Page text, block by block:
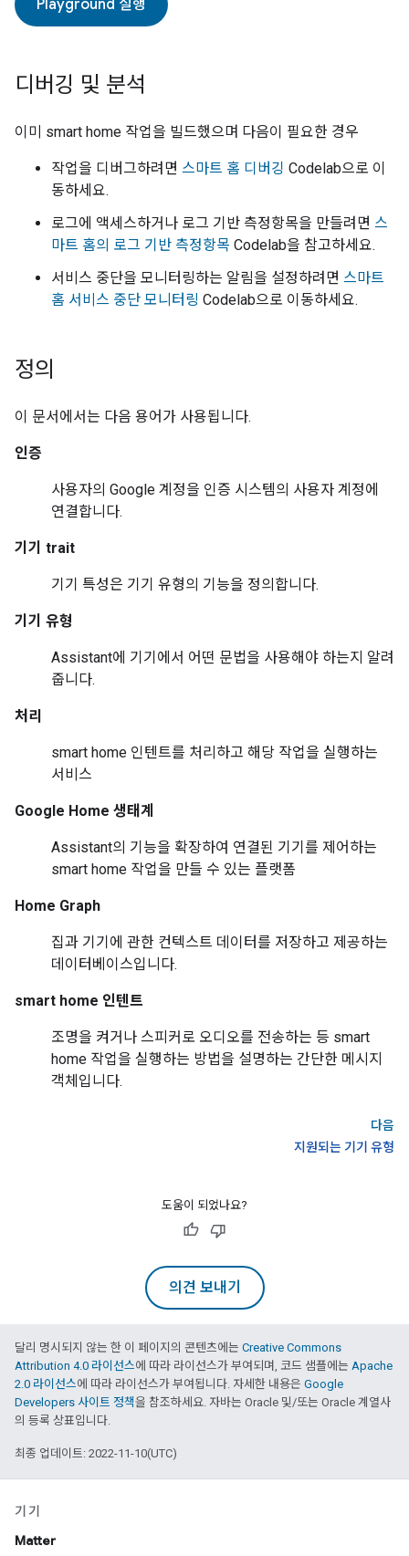
Playground 실행
디버깅 및 분석
이미 smart home 작업을 빌드했으며 다음이 필요한 경우
작업을 디버그하려면 스마트 홈 디버깅 Codelab으로 이
동하세요.
로그에 액세스하거나 로그 기반 측정항목을 만들려면 스
마트 홈의 로그 기반 측정항목 Codelab을 참고하세요.
서비스 중단을 모니터링하는 알림을 설정하려면 스마트
홈 서비스 중단 모니터링 Codelab으로 이동하세요.
정의
이 문서에서는 다음 용어가 사용됩니다.
인증
사용자의 Google 계정을 인증 시스템의 사용자 계정에
연결합니다.
기기 trait
기기 특성은 기기 유형의 기능을 정의합니다.
기기 유형
Assistant에 기기에서 어떤 문법을 사용해야 하는지 알려
줍니다.
처리
smart home 인텐트를 처리하고 해당 작업을 실행하는
서비스
Google Home 생태계
Assistant의 기능을 확장하여 연결된 기기를 제어하는
smart home 작업을 만들 수 있는 플랫폼
Home Graph
집과 기기에 관한 컨텍스트 데이터를 저장하고 제공하는
데이터베이스입니다.
smart home 인텐트
조명을 켜거나 스피커로 오디오를 전송하는 등 smart
home 작업을 실행하는 방법을 설명하는 간단한 메시지
객체입니다.
다음
지원되는 기기 유형
도움이 되었나요?
의견 보내기
달리 명시되지 않는 한 이 페이지의 콘텐츠에는 Creative Commons
Attribution 4.0 라이선스에 따라 라이선스가 부여되며, 코드 샘플에는 Apache
2.0 라이선스에 따라 라이선스가 부여됩니다. 자세한 내용은 Google
Developers 사이트 정책을 참조하세요. 자바는 Oracle 및/또는 Oracle 계열사
의 등록 상표입니다.
최종 업데이트: 2022-11-10(UTC)
기기
Matter